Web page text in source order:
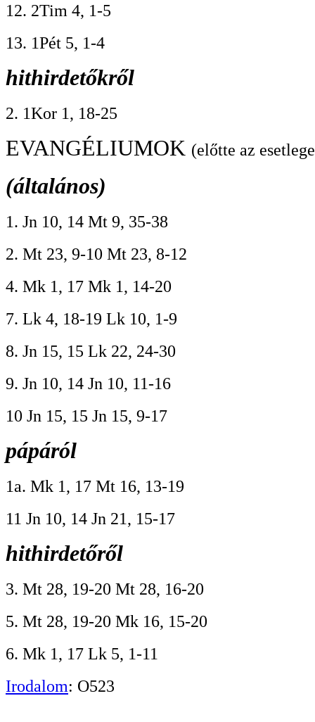
12. 2Tim 4, 1-5
13. 1Pét 5, 1-4
hithirdetőkről
2. 1Kor 1, 18-25
EVANGÉLIUMOK (előtte az
(általános)
1. Jn 10, 14 Mt 9, 35-38
2. Mt 23, 9-10 Mt 23, 8-12
4. Mk 1, 17 Mk 1, 14-20
7. Lk 4, 18-19 Lk 10, 1-9
8. Jn 15, 15 Lk 22, 24-30
9. Jn 10, 14 Jn 10, 11-16
10 Jn 15, 15 Jn 15, 9-17
pápáról
1a. Mk 1, 17 Mt 16, 13-19
11 Jn 10, 14 Jn 21, 15-17
hithirdetőről
3. Mt 28, 19-20 Mt 28, 16-20
5. Mt 28, 19-20 Mk 16, 15-20
6. Mk 1, 17 Lk 5, 1-11
Irodalom: O523